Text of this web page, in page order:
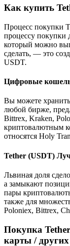
Как купить
Процесс покупки
процессу покупки
который можно
сделать, — это
USDT.
Цифровые
Вы можете
любой бирже,
Bittrex, Kraken,
криптовалютным
относятся Holy
Tether (USDT)
Львиная доля
а замыкают
пары
также для
Poloniex, Bittrex,
Покупка
карты /